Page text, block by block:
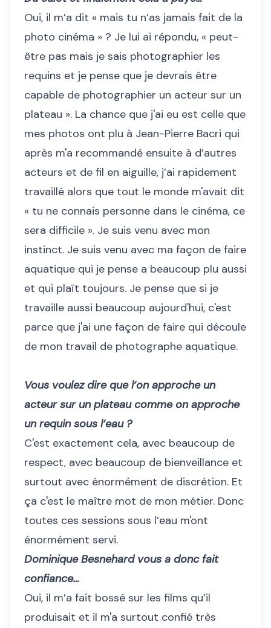
Oui, il m’a dit « mais tu n’as jamais fait de la
photo cinéma » ? Je lui ai répondu, « peut-
être pas mais je sais photographier les
requins et je pense que je devrais être
capable de photographier un acteur sur un
plateau ». La chance que j'ai eu est celle que
mes photos ont plu à Jean-Pierre Bacri qui
après m'a recommandé ensuite à d’autres
acteurs et de fil en aiguille, j’ai rapidement
travaillé alors que tout le monde m'avait dit
« tu ne connais personne dans le cinéma, ce
sera difficile ». Je suis venu avec mon
instinct. Je suis venu avec ma façon de faire
aquatique qui je pense a beaucoup plu aussi
et qui plaît toujours. Je pense que si je
travaille aussi beaucoup aujourd'hui, c'est
parce que j'ai une façon de faire qui découle
de mon travail de photographe aquatique.
Vous voulez dire que l’on approche un
acteur sur un plateau comme on approche
un requin sous l’eau ?
C'est exactement cela, avec beaucoup de
respect, avec beaucoup de bienveillance et
surtout avec énormément de discrétion. Et
ça c'est le maître mot de mon métier. Donc
toutes ces sessions sous l’eau m'ont
énormément servi.
Dominique Besnehard vous a donc fait
confiance…
Oui, il m’a fait bossé sur les films qu’il
produisait et il m'a surtout confié très